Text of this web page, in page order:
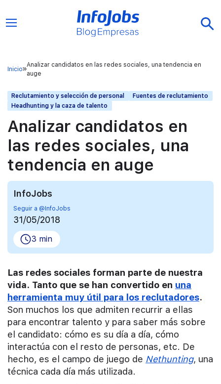
Inicio
Analizar candidatos en las redes sociales, una tendencia en
auge
Reclutamiento y selección de personal
Fuentes de reclutamiento
Headhunting y la caza de talento
Analizar candidatos en
las redes sociales, una
tendencia en auge
InfoJobs
Seguir a @InfoJobs
31/05/2018
3 min
Las redes sociales forman parte de nuestra
vida. Tanto que se han convertido en una
herramienta muy útil para los reclutadores.
Son muchos los que admiten recurrir a ellas
para encontrar talento y para saber más sobre
el candidato: cómo es su día a día, cómo
interactúa con el resto de personas, etc. De
hecho, es el campo de juego de Nethunting, una
técnica cada día más utilizada.